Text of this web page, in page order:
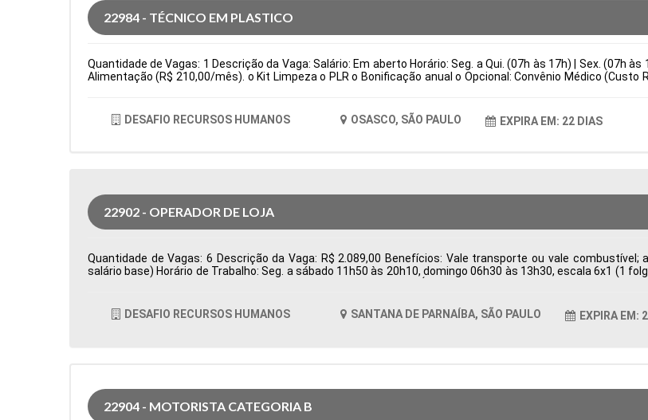
22984 - TÉCNICO EM PLASTICO
Quantidade de Vagas: 1 Descrição da Vaga: Salário: Em aberto Horário: Seg. a Qui. (07h às 17h) | Sex. (07h
Alimentação (R$ 210,00/mês). o Kit Limpeza o PLR o Bonificação anual o Opcional: Convênio Médico
de contratação: Temporário Cidade: Osasco, SP, Brasil Área de Atuação: Produção Período: Formação
DESAFIO RECURSOS HUMANOS OSASCO, SÃO PAULO EXPIRA EM: 22 DIAS
22902 - OPERADOR DE LOJA
Quantidade de Vagas: 6 Descrição da Vaga: R$ 2.089,00 Benefícios: Vale transporte ou vale
salário base) Horário de Trabalho: Seg. a sábado 11h50 às 20h10, domingo 06h30 às 13h30, escala 6x1 (1
DESAFIO RECURSOS HUMANOS SANTANA DE PARNAÍBA, SÃO PAULO EXPIRA EM:
22904 - MOTORISTA CATEGORIA B